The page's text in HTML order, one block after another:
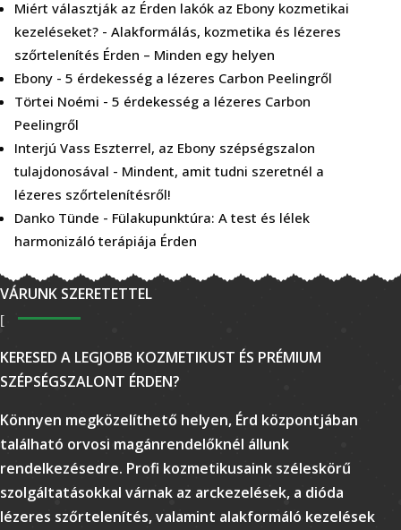
Miért választják az Érden lakók az Ebony kozmetikai
kezeléseket? - Alakformálás, kozmetika és lézeres
szőrtelenítés Érden – Minden egy helyen
Ebony - 5 érdekesség a lézeres Carbon Peelingről
Törtei Noémi - 5 érdekesség a lézeres Carbon
Peelingről
Interjú Vass Eszterrel, az Ebony szépségszalon
tulajdonosával - Mindent, amit tudni szeretnél a
lézeres szőrtelenítésről!
Danko Tünde - Fülakupunktúra: A test és lélek
harmonizáló terápiája Érden
VÁRUNK SZERETETTEL
KERESED A LEGJOBB KOZMETIKUST ÉS PRÉMIUM
SZÉPSÉGSZALONT ÉRDEN?
Könnyen megközelíthető helyen, Érd központjában
található orvosi magánrendelőknél állunk
rendelkezésedre. Profi kozmetikusaink széleskörű
szolgáltatásokkal várnak az arckezelések, a dióda
lézeres szőrtelenítés, valamint alakformáló kezelések